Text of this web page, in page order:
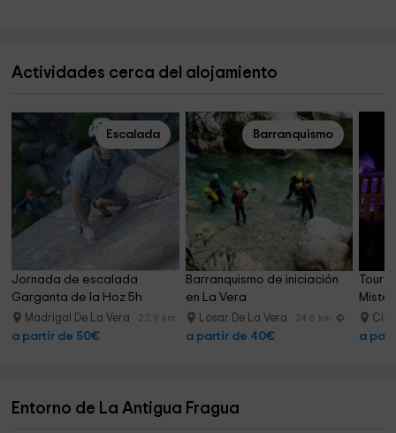
Actividades cerca del alojamiento
Escalada
Jornada de escalada
Garganta de la Hoz 5h
Madrigal De La Vera 22.9 km
a partir de 50€
Barranquismo
Barranquismo de iniciación
en La Vera
Losar De La Vera 24.6 km
a partir de 40€
Tour
a
Entorno de La Antigua Fragua